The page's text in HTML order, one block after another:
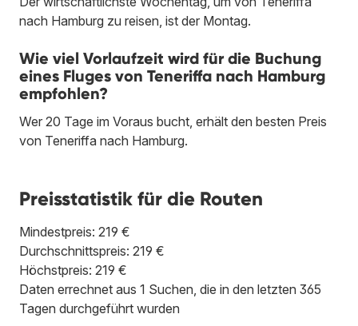
nach Hamburg zu reisen, ist der Montag.
Wie viel Vorlaufzeit wird für die Buchung
eines Fluges von Teneriffa nach Hamburg
empfohlen?
Wer 20 Tage im Voraus bucht, erhält den besten Preis
von Teneriffa nach Hamburg.
Preisstatistik für die Routen
Mindestpreis: 219 €
Durchschnittspreis: 219 €
Höchstpreis: 219 €
Daten errechnet aus 1 Suchen, die in den letzten 365
Tagen durchgeführt wurden